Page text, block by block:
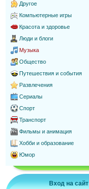
Другое
Компьютерные игры
Красота и здоровье
Люди и блоги
Музыка
Общество
Путешествия и события
Развлечения
Сериалы
Спорт
Транспорт
Фильмы и анимация
Хобби и образование
Юмор
Вход на сайт